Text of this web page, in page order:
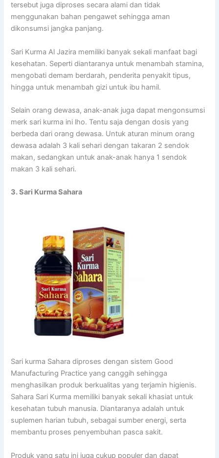
tersebut juga diproses secara alami dan tidak
menggunakan bahan pengawet sehingga aman
dikonsumsi jangka panjang.
Sari Kurma Al Jazira memiliki banyak sekali manfaat bagi
kesehatan. Seperti diantaranya untuk menambah stamina,
mengobati demam berdarah, penderita penyakit tipus,
hingga untuk menambah gizi untuk ibu hamil.
Selain orang dewasa, anak-anak juga dapat mengonsumsi
merk sari kurma ini lho. Tentu saja dengan dosis yang
berbeda dari orang dewasa. Untuk aturan minum orang
dewasa adalah 3 kali sehari dengan takaran 2 sendok
makan, sedangkan untuk anak-anak hanya 1 sendok
makan 3 kali sehari.
3. Sari Kurma Sahara
Sari kurma Sahara diproses dengan sistem Good
Manufacturing Practice yang canggih sehingga
menghasilkan produk berkualitas yang terjamin higienis.
Sahara Sari Kurma memiliki banyak sekali khasiat untuk
kesehatan tubuh manusia. Diantaranya adalah untuk
suplemen harian tubuh, sebagai sumber energi, serta
membantu proses penyembuhan pasca sakit.
Produk yang satu ini juga cukup populer dan dapat